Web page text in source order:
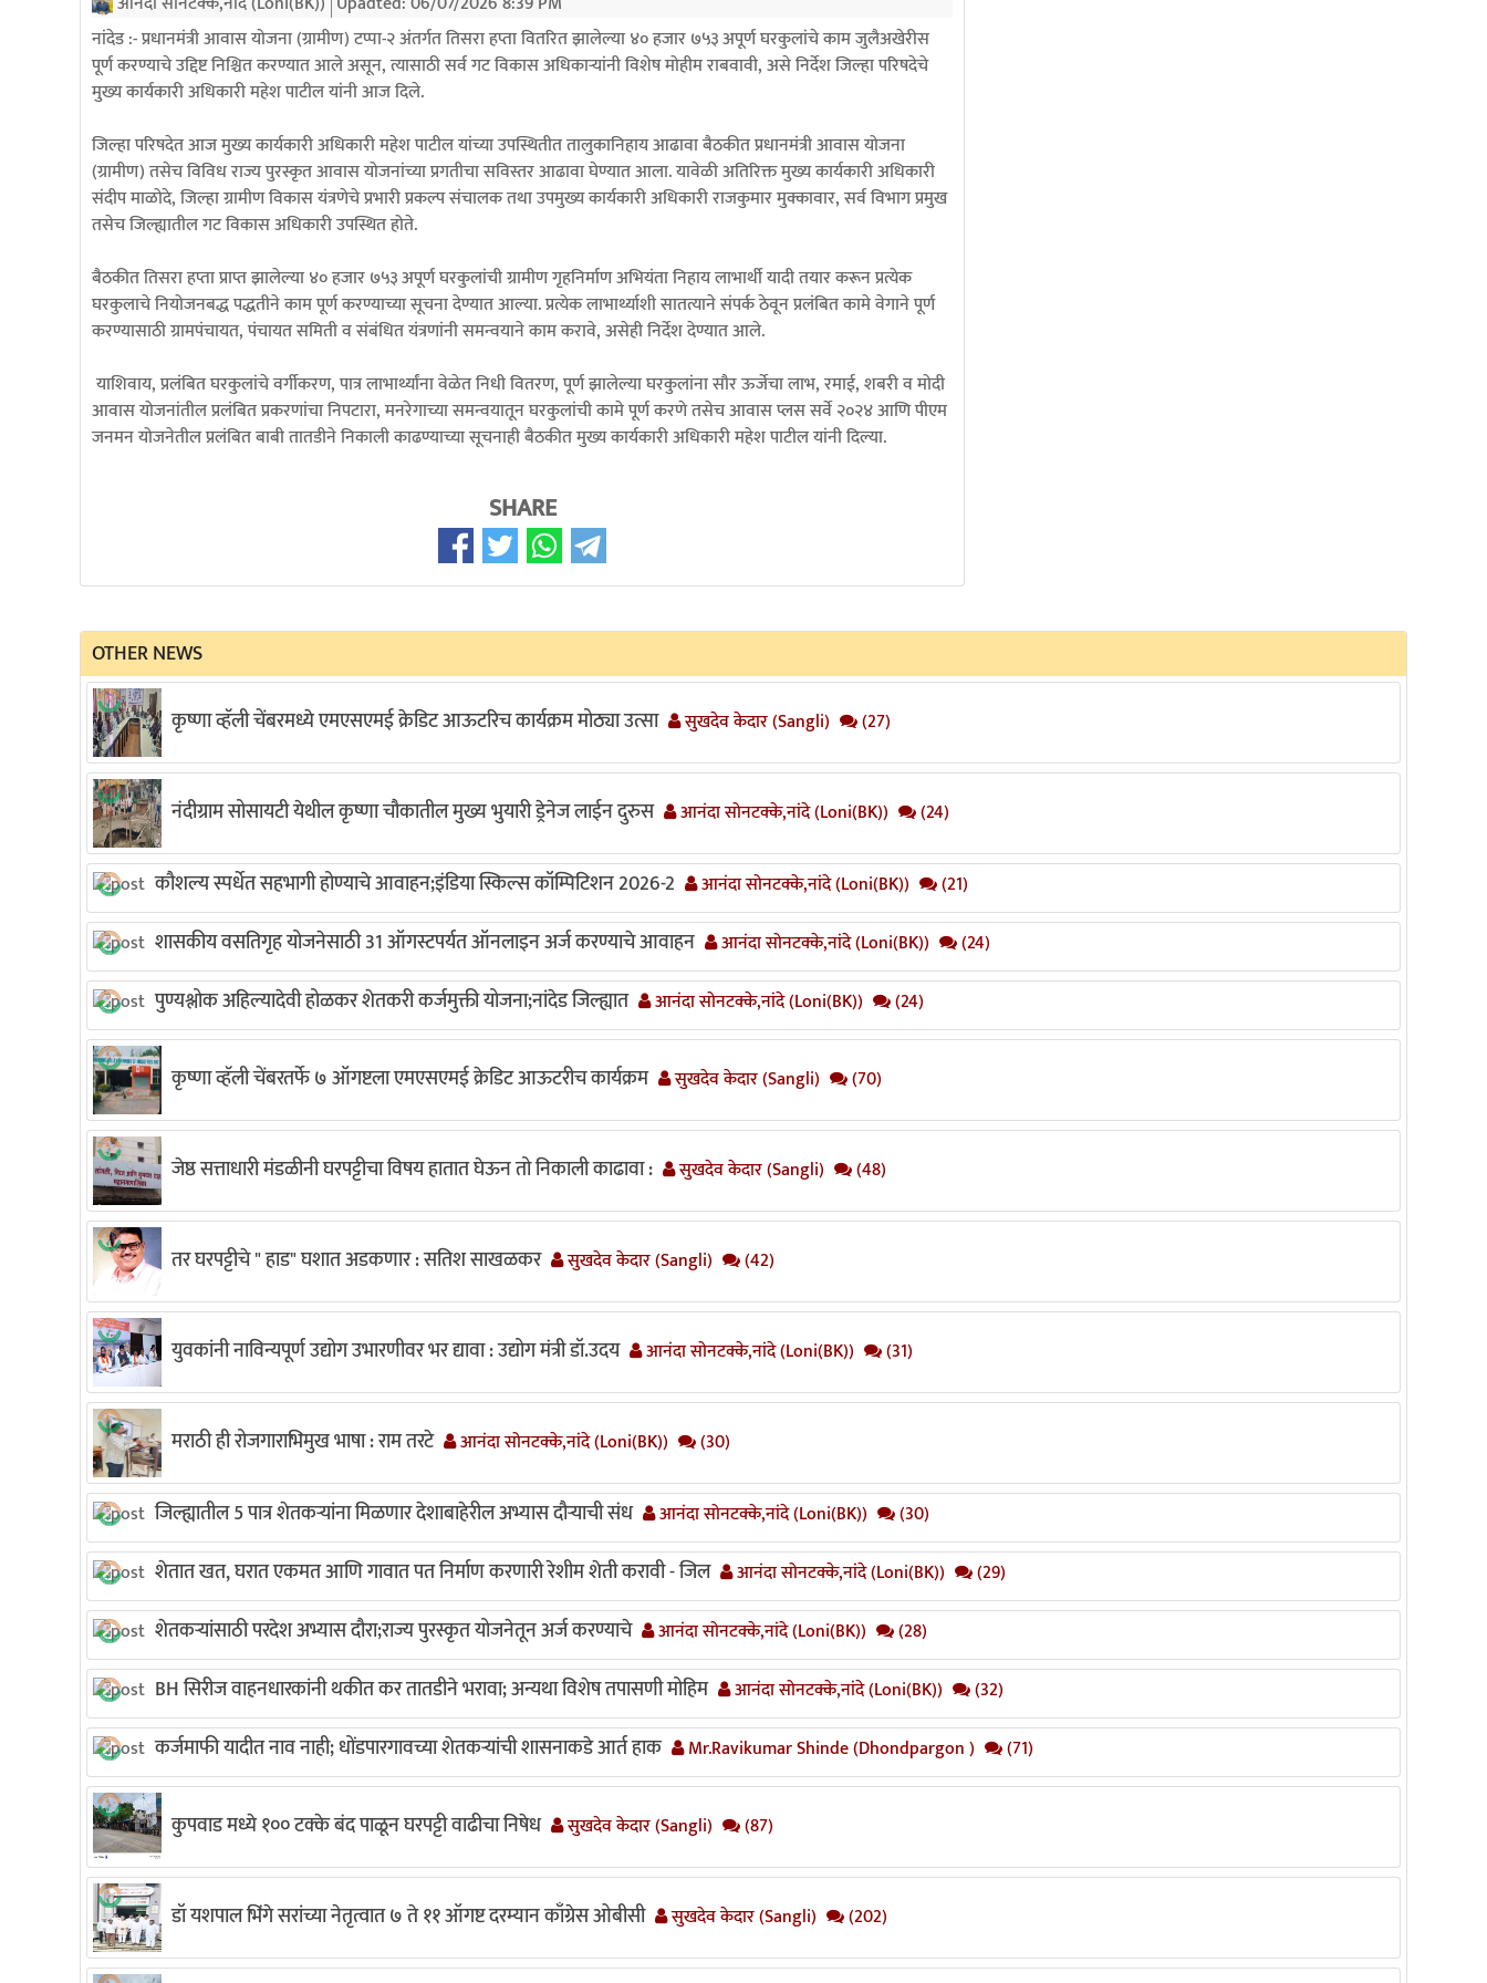
नांदेड :- प्रधानमंत्री आवास योजना (ग्रामीण) टप्पा-२ अंतर्गत तिसरा हप्ता वितरित झालेल्या ४० हजार ७५३ अपूर्ण घरकुलांचे काम जुलैअखेरीस
पूर्ण करण्याचे उद्दिष्ट निश्चित करण्यात आले असून, त्यासाठी सर्व गट विकास अधिकाऱ्यांनी विशेष मोहीम राबवावी, असे निर्देश जिल्हा परिषदेचे
मुख्य कार्यकारी अधिकारी महेश पाटील यांनी आज दिले.
जिल्हा परिषदेत आज मुख्य कार्यकारी अधिकारी महेश पाटील यांच्या उपस्थितीत तालुकानिहाय आढावा बैठकीत प्रधानमंत्री आवास योजना
(ग्रामीण) तसेच विविध राज्य पुरस्कृत आवास योजनांच्या प्रगतीचा सविस्तर आढावा घेण्यात आला. यावेळी अतिरिक्त मुख्य कार्यकारी अधिकारी
संदीप माळोदे, जिल्हा ग्रामीण विकास यंत्रणेचे प्रभारी प्रकल्प संचालक तथा उपमुख्य कार्यकारी अधिकारी राजकुमार मुक्कावार, सर्व विभाग प्रमुख
तसेच जिल्ह्यातील गट विकास अधिकारी उपस्थित होते.
बैठकीत तिसरा हप्ता प्राप्त झालेल्या ४० हजार ७५३ अपूर्ण घरकुलांची ग्रामीण गृहनिर्माण अभियंता निहाय लाभार्थी यादी तयार करून प्रत्येक
घरकुलाचे नियोजनबद्ध पद्धतीने काम पूर्ण करण्याच्या सूचना देण्यात आल्या. प्रत्येक लाभार्थ्याशी सातत्याने संपर्क ठेवून प्रलंबित कामे वेगाने पूर्ण
करण्यासाठी ग्रामपंचायत, पंचायत समिती व संबंधित यंत्रणांनी समन्वयाने काम करावे, असेही निर्देश देण्यात आले.
याशिवाय, प्रलंबित घरकुलांचे वर्गीकरण, पात्र लाभार्थ्यांना वेळेत निधी वितरण, पूर्ण झालेल्या घरकुलांना सौर ऊर्जेचा लाभ, रमाई, शबरी व मोदी
आवास योजनांतील प्रलंबित प्रकरणांचा निपटारा, मनरेगाच्या समन्वयातून घरकुलांची कामे पूर्ण करणे तसेच आवास प्लस सर्वे २०२४ आणि पीएम
जनमन योजनेतील प्रलंबित बाबी तातडीने निकाली काढण्याच्या सूचनाही बैठकीत मुख्य कार्यकारी अधिकारी महेश पाटील यांनी दिल्या.
SHARE
OTHER NEWS
कृष्णा व्हॅली चेंबरमध्ये एमएसएमई क्रेडिट आऊटरिच कार्यक्रम मोठ्या उत्सा सुखदेव केदार (Sangli) (27)
नंदीग्राम सोसायटी येथील कृष्णा चौकातील मुख्य भुयारी ड्रेनेज लाईन दुरुस आनंदा सोनटक्के,नांदे (Loni(BK)) (24)
कौशल्य स्पर्धेत सहभागी होण्याचे आवाहन;इंडिया स्किल्स कॉम्पिटिशन 2026-2 आनंदा सोनटक्के,नांदे (Loni(BK)) (21)
शासकीय वसतिगृह योजनेसाठी 31 ऑगस्टपर्यत ऑनलाइन अर्ज करण्याचे आवाहन आनंदा सोनटक्के,नांदे (Loni(BK)) (24)
पुण्यश्लोक अहिल्यादेवी होळकर शेतकरी कर्जमुक्ती योजना;नांदेड जिल्ह्यात आनंदा सोनटक्के,नांदे (Loni(BK)) (24)
कृष्णा व्हॅली चेंबरतर्फे ७ ऑगष्टला एमएसएमई क्रेडिट आऊटरीच कार्यक्रम सुखदेव केदार (Sangli) (70)
जेष्ठ सत्ताधारी मंडळीनी घरपट्टीचा विषय हातात घेऊन तो निकाली काढावा : सुखदेव केदार (Sangli) (48)
तर घरपट्टीचे " हाड" घशात अडकणार : सतिश साखळकर सुखदेव केदार (Sangli) (42)
युवकांनी नाविन्यपूर्ण उद्योग उभारणीवर भर द्यावा : उद्योग मंत्री डॉ.उदय आनंदा सोनटक्के,नांदे (Loni(BK)) (31)
मराठी ही रोजगाराभिमुख भाषा : राम तरटे आनंदा सोनटक्के,नांदे (Loni(BK)) (30)
जिल्ह्यातील 5 पात्र शेतकऱ्यांना मिळणार देशाबाहेरील अभ्यास दौऱ्याची संध आनंदा सोनटक्के,नांदे (Loni(BK)) (30)
शेतात खत, घरात एकमत आणि गावात पत निर्माण करणारी रेशीम शेती करावी - जिल आनंदा सोनटक्के,नांदे (Loni(BK)) (29)
शेतकऱ्यांसाठी परदेश अभ्यास दौरा;राज्य पुरस्कृत योजनेतून अर्ज करण्याचे आनंदा सोनटक्के,नांदे (Loni(BK)) (28)
BH सिरीज वाहनधारकांनी थकीत कर तातडीने भरावा; अन्यथा विशेष तपासणी मोहिम आनंदा सोनटक्के,नांदे (Loni(BK)) (32)
कर्जमाफी यादीत नाव नाही; धोंडपारगावच्या शेतकऱ्यांची शासनाकडे आर्त हाक Mr.Ravikumar Shinde (Dhondpargon ) (71)
कुपवाड मध्ये १०० टक्के बंद पाळून घरपट्टी वाढीचा निषेध सुखदेव केदार (Sangli) (87)
डॉ यशपाल भिंगे सरांच्या नेतृत्वात ७ ते ११ ऑगष्ट दरम्यान काँग्रेस ओबीसी सुखदेव केदार (Sangli) (202)